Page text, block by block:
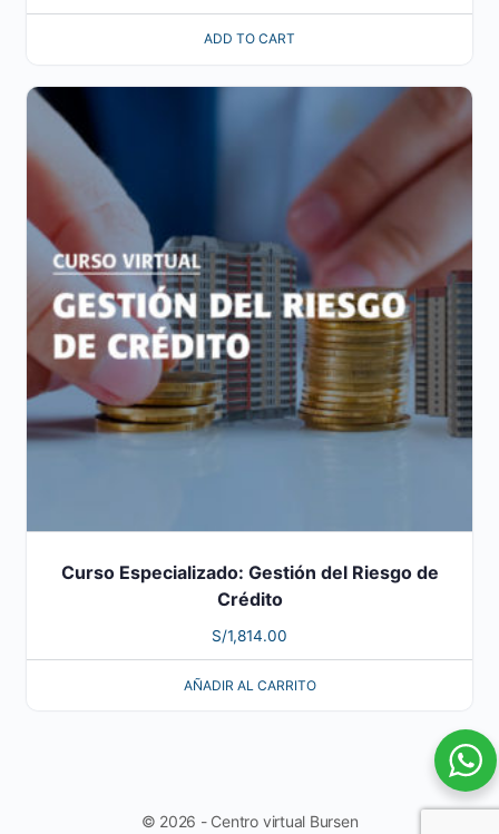
ADD TO CART
Curso Especializado: Gestión del Riesgo de
Crédito
S/1,814.00
AÑADIR AL CARRITO
© 2026 - Centro virtual Bursen